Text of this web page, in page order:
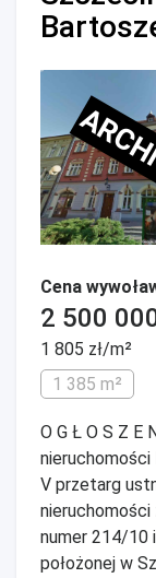
Cena
2 500
1 805 zł/m²
1 385 m²
O G Ł O S Z E
nieruchomości
V przetarg
nieruchomości
numer 214/10
położonej w